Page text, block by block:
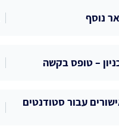
נוסף
– טופס בקשה
עבור סטודנטים